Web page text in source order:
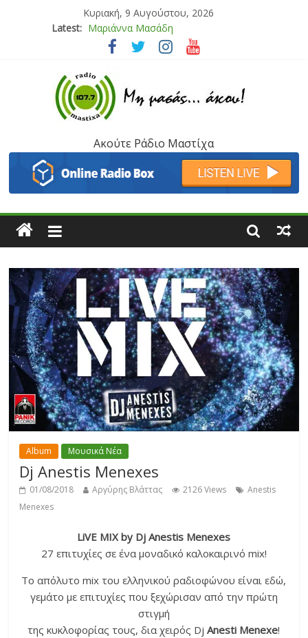
Κυριακή, 9 Αυγούστου, 2026
Latest: Μαριάννα Μασάδη
Τάνια Μπρεάζου
Μάνος Τρυπιάς & Γιώργος Στρατάκης
Ιορδάνης Αγαπητός
Ακούτε Ράδιο Μαστίχα
Album Μουσικά Νέα
Dj Anestis Menexes
01/08/2018 Αργύρης Βλάττας 2126 Views
Anestis
Menexes
LiVE MIX by Dj Anestis Menexes
27 επιτυχίες σε ένα μοναδικό καλοκαιρινό mix!
Το απόλυτο mix του ελληνικού ραδιοφώνου είναι εδώ,
γεμάτο με επιτυχίες που ξεχώρισαν από την πρώτη
στιγμή
της κυκλοφορίας τους, δια χειρός DjAnesti Menexe!